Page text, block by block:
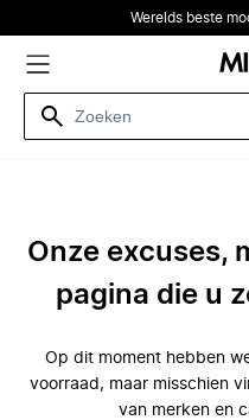
Werelds beste
Onze excuses,
pagina die u
Op dit moment hebben
voorraad, maar misschien
van merken en